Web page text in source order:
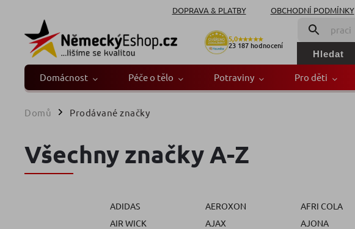
DOPRAVA & PLATBY OBCHODNÍ PODMÍNKY
5,0★★★★★
23 187hodnocení
Hledat
Domácnost Péče o tělo Potraviny Pro děti
Domů / Prodávané značky
Všechny značky A-Z
ADIDAS AEROXON AFRI COLA
AIR WICK
AJAX AJONA